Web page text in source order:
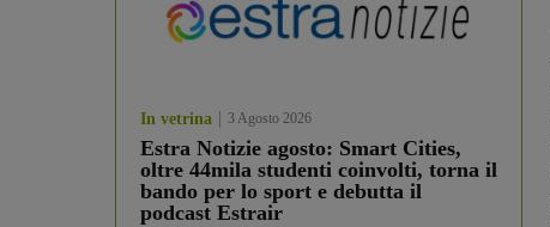
In vetrina 3 Agosto 2026
Estra Notizie agosto: Smart Cities,
oltre 44mila studenti coinvolti, torna il
bando per lo sport e debutta il
podcast Estrair